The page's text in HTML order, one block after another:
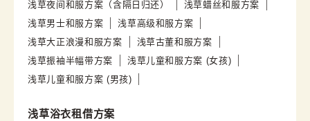
浅草夜间和服方案（含隔日归还）
浅草蜡丝和服方案
浅草男士和服方案
浅草高级和服方案
浅草大正浪漫和服方案
浅草古董和服方案
浅草振袖半幅带方案
浅草儿童和服方案 (女孩)
浅草儿童和服方案 (男孩)
浅草浴衣租借方案